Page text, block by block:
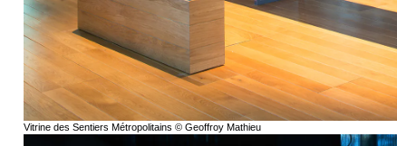
Vitrine des Sentiers Métropolitains © Geoffroy Mathieu